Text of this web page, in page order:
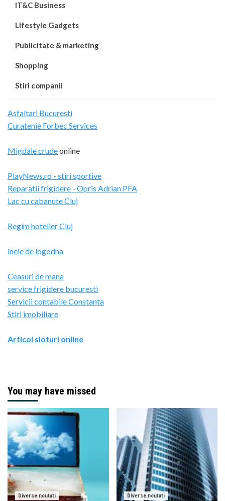
IT&C Business
Lifestyle Gadgets
Publicitate & marketing
Shopping
Stiri companii
Asfaltari Bucuresti
Curatenie Forbec Services
Migdale crudeonline
PlayNews.ro - stiri sportive
Reparatii frigidere - Opris Adrian PFA
Lac cu cabanute Cluj
Regim hotelier Cluj
inele de logodna
Ceasuri de mana
service frigidere bucuresti
Servicii contabile Constanta
Stiri imobiliare
Articol sloturi online
You may have missed
Diverse noutati
Diverse noutati